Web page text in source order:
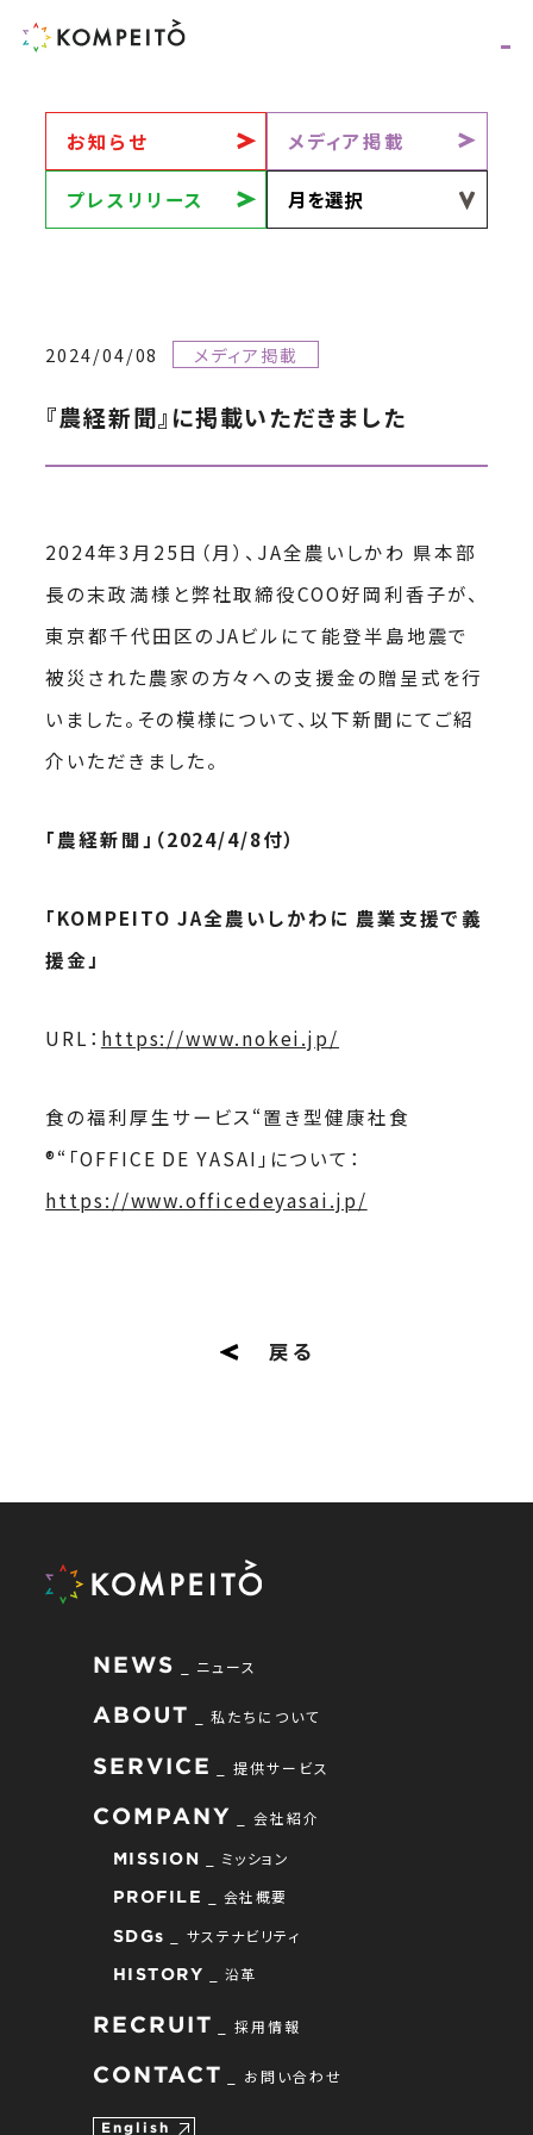
お知らせ メディア掲載
プレスリリース
2024/04/08 メディア掲載
『農経新聞』に掲載いただきました
2024年3月25日（月）、JA全農いしかわ 県本部
長の末政満様と弊社取締役COO好岡利香子が、
東京都千代田区のJAビルにて能登半島地震で
被災された農家の方々への支援金の贈呈式を行
いました。その模様について、以下新聞にてご紹
介いただきました。
「農経新聞」（2024/4/8付）
「KOMPEITO JA全農いしかわに 農業支援で義
援金」
URL： https://www.nokei.jp/
食の福利厚生サービス“置き型健康社食
®“「OFFICE DE YASAI」について：
https://www.officedeyasai.jp/
戻る
NEWS ニュース
ABOUT 私たちについて
SERVICE 提供サービス
COMPANY 会社紹介
MISSION ミッション
PROFILE 会社概要
SDGs サステナビリティ
HISTORY 沿革
RECRUIT 採用情報
CONTACT お問い合わせ
English